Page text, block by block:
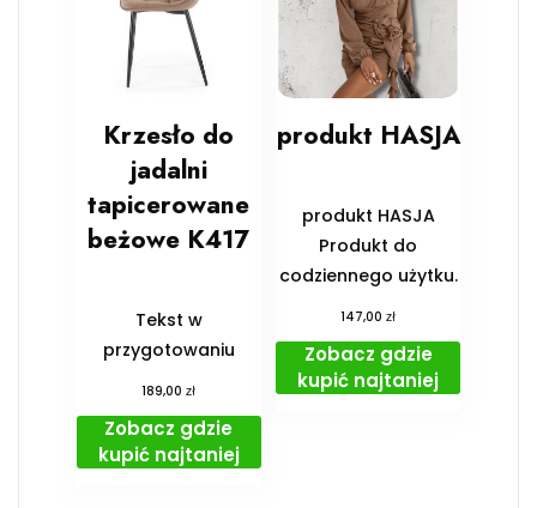
Krzesło do
jadalni
tapicerowane
beżowe K417
Tekst w
przygotowaniu
189,00zł
Zobacz gdzie
kupić najtaniej
produkt HASJA
produkt HASJA
Produkt do
codziennego użytku.
147,00zł
Zobacz gdzie
kupić najtaniej